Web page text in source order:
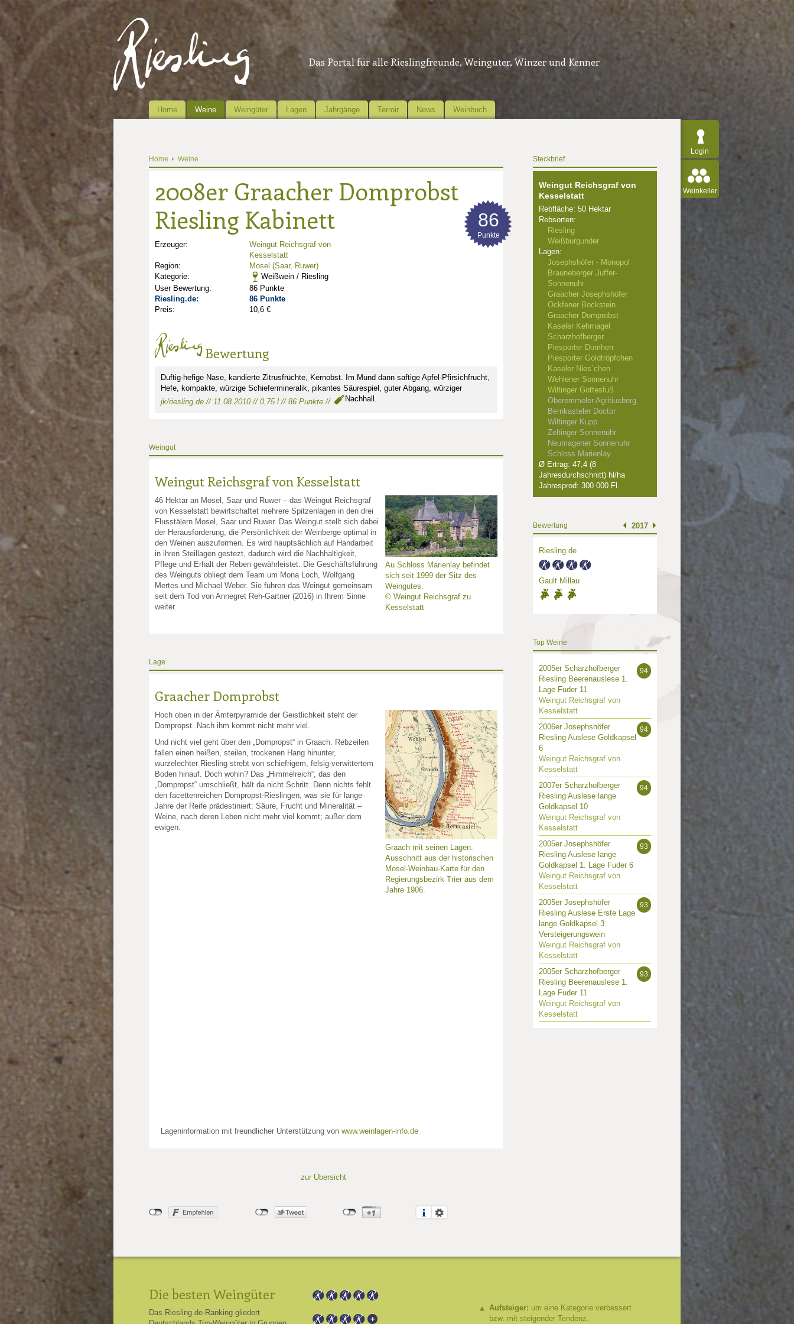
Das Portal für alle Rieslingfreunde, Weingüter, Winzer und Kenner
Home Weine Weingüter Lagen Jahrgänge Terroir News Weinbuch
Login
Weinkeller
Home Weine
2008er Graacher Domprobst
Riesling Kabinett
Erzeuger:
Weingut Reichsgraf von
Kesselstatt
Region:
Mosel (Saar, Ruwer)
Kategorie:
Weißwein / Riesling
User Bewertung:
86 Punkte
Riesling.de:
86 Punkte
Preis:
10,6 €
86
Punkte
Bewertung
Duftig-hefige Nase, kandierte Zitrusfrüchte, Kernobst. Im Mund dann saftige Apfel-Pfirsichfrucht,
Hefe, kompakte, würzige Schiefermineralik, pikantes Säurespiel, guter Abgang, würziger
Nachhall.
jk/riesling.de // 11.08.2010 // 0,75 l // 86 Punkte //
Weingut
Weingut Reichsgraf von Kesselstatt
Au Schloss Marienlay befindet
sich seit 1999 der Sitz des
Weingutes.
© Weingut Reichsgraf zu
Kesselstatt
46 Hektar an Mosel, Saar und Ruwer – das Weingut Reichsgraf
von Kesselstatt bewirtschaftet mehrere Spitzenlagen in den drei
Flusstälern Mosel, Saar und Ruwer. Das Weingut stellt sich dabei
der Herausforderung, die Persönlichkeit der Weinberge optimal in
den Weinen auszuformen. Es wird hauptsächlich auf Handarbeit
in ihren Steillagen gestezt, dadurch wird die Nachhaltigkeit,
Pflege und Erhalt der Reben gewährleistet. Die Geschäftsführung
des Weinguts obliegt dem Team um Mona Loch, Wolfgang
Mertes und Michael Weber. Sie führen das Weingut gemeinsam
seit dem Tod von Annegret Reh-Gartner (2016) in Ihrem Sinne
weiter.
Lage
Graacher Domprobst
Graach mit seinen Lagen.
Ausschnitt aus der historischen
Mosel-Weinbau-Karte für den
Regierungsbezirk Trier aus dem
Jahre 1906.
Hoch oben in der Ämterpyramide der Geistlichkeit steht der
Dompropst. Nach ihm kommt nicht mehr viel.
Und nicht viel geht über den „Dompropst“ in Graach. Rebzeilen
fallen einen heißen, steilen, trockenen Hang hinunter,
wurzelechter Riesling strebt von schiefrigem, felsig-verwittertem
Boden hinauf. Doch wohin? Das „Himmelreich“, das den
„Dompropst“ umschließt, hält da nicht Schritt. Denn nichts fehlt
den facettenreichen Dompropst-Rieslingen, was sie für lange
Jahre der Reife prädestiniert: Säure, Frucht und Mineralität –
Weine, nach deren Leben nicht mehr viel kommt; außer dem
ewigen.
Lageninformation mit freundlicher Unterstützung von www.weinlagen-info.de
zur Übersicht
Steckbrief
Weingut Reichsgraf von
Kesselstatt
Rebfläche: 50 Hektar
Rebsorten:
Riesling
Weißburgunder
Lagen:
Josephshöfer - Monopol
Brauneberger Juffer-
Sonnenuhr
Graacher Josephshöfer
Ockfener Bockstein
Graacher Domprobst
Kaseler Kehrnagel
Scharzhofberger
Piesporter Domherr
Piesporter Goldtröpfchen
Kaseler Nies`chen
Wehlener Sonnenuhr
Wiltinger Gottesfuß
Oberemmeler Agritiusberg
Bernkasteler Doctor
Wiltinger Kupp
Zeltinger Sonnenuhr
Neumagener Sonnenuhr
Schloss Marienlay
Ø Ertrag: 47,4 (8
Jahresdurchschnitt) hl/ha
Jahresprod: 300 000 Fl.
Bewertung 2017
Riesling.de
Gault Millau
3
Punkte: 3
Punkte: 3
Top Weine
94
2005er Scharzhofberger
Riesling Beerenauslese 1.
Lage Fuder 11
Weingut Reichsgraf von
Kesselstatt
94
2006er Josephshöfer
Riesling Auslese Goldkapsel
6
Weingut Reichsgraf von
Kesselstatt
94
2007er Scharzhofberger
Riesling Auslese lange
Goldkapsel 10
Weingut Reichsgraf von
Kesselstatt
93
2005er Josephshöfer
Riesling Auslese lange
Goldkapsel 1. Lage Fuder 6
Weingut Reichsgraf von
Kesselstatt
93
2005er Josephshöfer
Riesling Auslese Erste Lage
lange Goldkapsel 3
Versteigerungswein
Weingut Reichsgraf von
Kesselstatt
93
2005er Scharzhofberger
Riesling Beerenauslese 1.
Lage Fuder 11
Weingut Reichsgraf von
Kesselstatt
Die besten Weingüter
Das Riesling.de-Ranking gliedert
Aufsteiger: um eine Kategorie verbessert
bzw. mit steigender Tendenz.